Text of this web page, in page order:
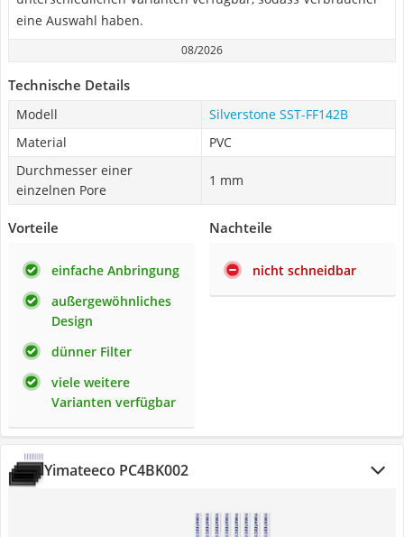
eine Auswahl haben.
08/2026
Technische Details
Modell
Silverstone SST-FF142B
Material
PVC
Durchmesser einer
einzelnen Pore
1 mm
Vorteile
einfache Anbringung
außergewöhnliches
Design
dünner Filter
viele weitere
Varianten verfügbar
Nachteile
nicht schneidbar
Yimateeco PC4BK002